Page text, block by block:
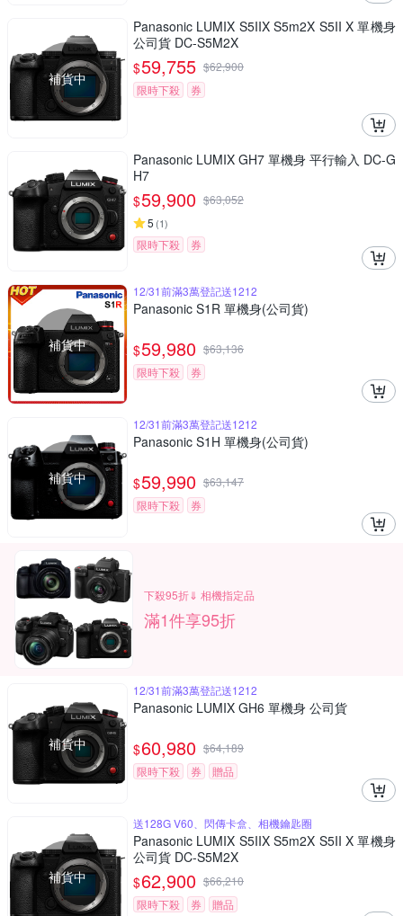
補貨中
Panasonic LUMIX S5IIX S5m2X S5II X 單機身
公司貨 DC-S5M2X
$59,755 $62,900
限時下殺
券
Panasonic LUMIX GH7 單機身 平行輸入 DC-G
H7
$59,900 $63,052
5 (1)
限時下殺 券
補貨中
12/31前滿3萬登記送1212
Panasonic S1R 單機身(公司貨)
$59,980 $63,136
限時下殺
券
補貨中
12/31前滿3萬登記送1212
Panasonic S1H 單機身(公司貨)
$59,990 $63,147
限時下殺
券
下殺95折⇓ 相機指定品
滿1件享95折
補貨中
12/31前滿3萬登記送1212
Panasonic LUMIX GH6 單機身 公司貨
$60,980 $64,189
限時下殺
券 贈品
補貨中
送128G V60、閃傳卡盒、相機鑰匙圈
Panasonic LUMIX S5IIX S5m2X S5II X 單機身
公司貨 DC-S5M2X
$62,900 $66,210
限時下殺
券 贈品